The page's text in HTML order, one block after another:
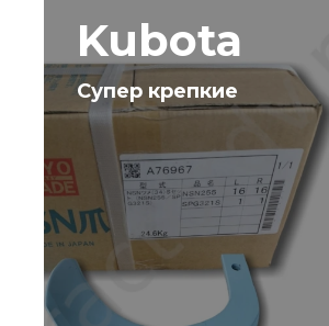
Kubota
Супер крепкие